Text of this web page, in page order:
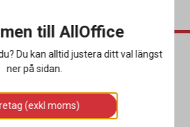
till AllOffice
Du kan alltid justera ditt val längst
ner på sidan.
(exkl moms)